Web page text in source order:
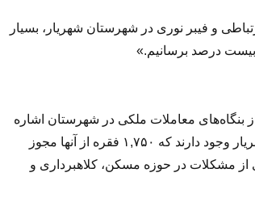
و فیبر نوری در شهرستان شهریار، بسیار
درصد برسانیم.»
معاملات ملکی در شهرستان اشاره
کرد و گفت: «بر اساس گزارش اداره صمت، نزدیک به ۲,۶۰۰ صنف در شهرستان شهریار وجود دارند که ۱,۷۵۰ فقره از آنها مجوز
مشکلات در حوزه مسکن، کلاهبرداری و